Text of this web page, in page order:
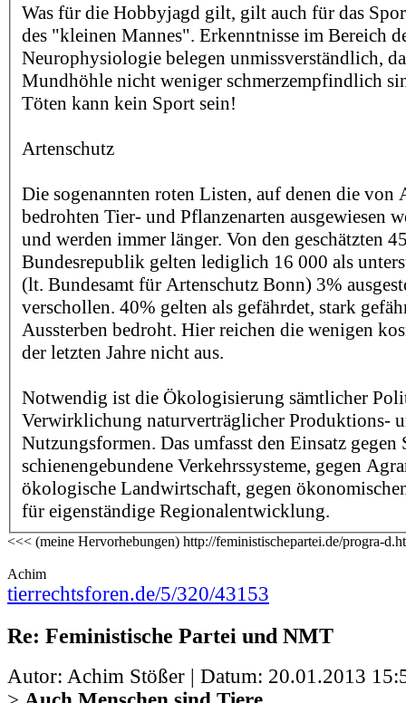
Was für die Hobbyjagd gilt, gilt auch für das
des "kleinen Mannes". Erkenntnisse im Bereich
Neurophysiologie belegen unmissverständlich,
Mundhöhle nicht weniger schmerzempfindlich
Töten kann kein Sport sein!
Artenschutz
Die sogenannten roten Listen, auf denen die von
bedrohten Tier- und Pflanzenarten ausgewiesen
und werden immer länger. Von den geschätzten
Bundesrepublik gelten lediglich 16 000 als
(lt. Bundesamt für Artenschutz Bonn) 3%
verschollen. 40% gelten als gefährdet, stark
Aussterben bedroht. Hier reichen die wenigen
der letzten Jahre nicht aus.
Notwendig ist die Ökologisierung sämtlicher
Verwirklichung naturverträglicher Produktions-
Nutzungsformen. Das umfasst den Einsatz gegen
schienengebundene Verkehrssysteme, gegen
ökologische Landwirtschaft, gegen
für eigenständige Regionalentwicklung.
<<< (meine Hervorhebungen) http://feministischepartei.de/progra-
Achim
tierrechtsforen.de/5/320/43153
Re: Feministische Partei und NMT
Autor: Achim Stößer | Datum: 20.01.2013